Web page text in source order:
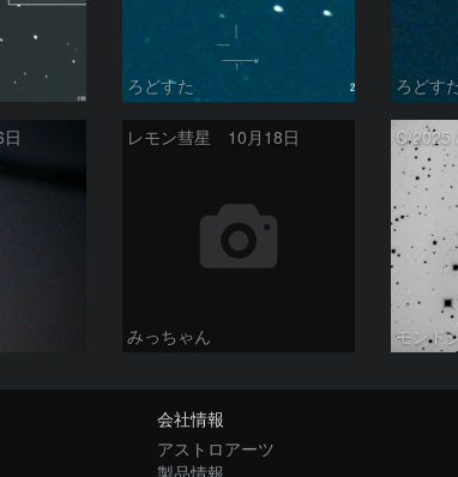
ろどすた ろどす
レモン彗星 10月18日
みっちゃん
C/2025
モンド
会社情報
アストロアーツ
製品情報